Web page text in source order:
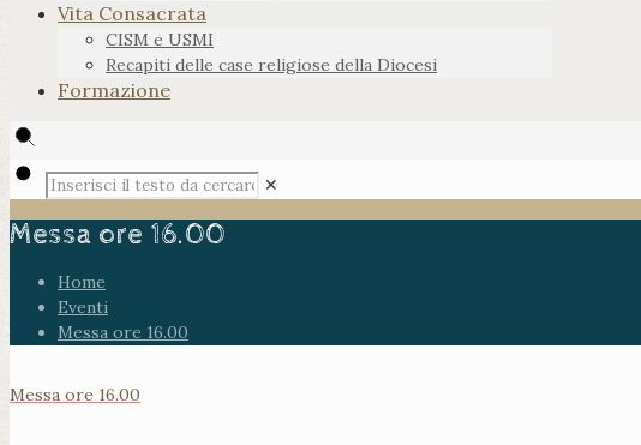
Vita Consacrata
CISM e USMI
Recapiti delle case religiose della Diocesi
Formazione
✕
Messa ore 16.00
Home
Eventi
Messa ore 16.00
Messa ore 16.00